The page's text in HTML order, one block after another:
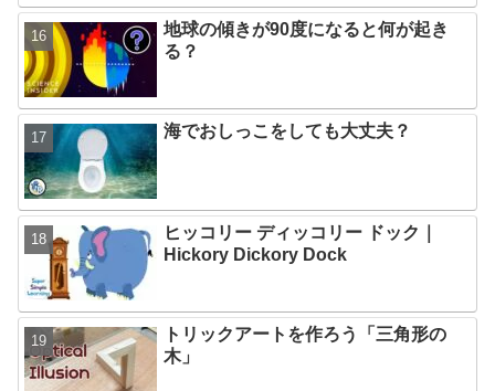
地球の傾きが90度になると何が起き
る？
海でおしっこをしても大丈夫？
ヒッコリー ディッコリー ドック｜
Hickory Dickory Dock
トリックアートを作ろう「三角形の
木」